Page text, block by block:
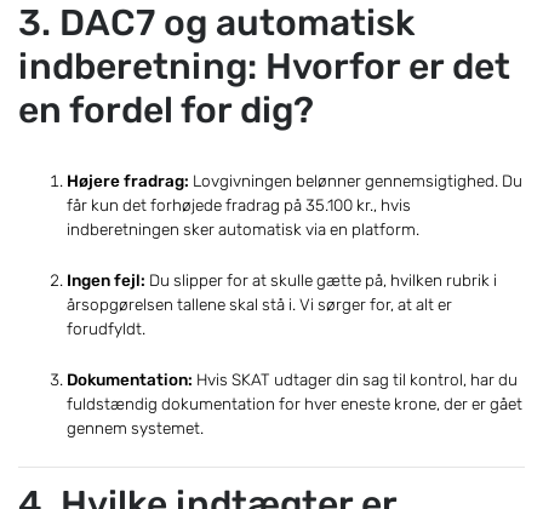
3. DAC7 og automatisk
indberetning: Hvorfor er det
en fordel for dig?
Højere fradrag: Lovgivningen belønner gennemsigtighed. Du
får kun det forhøjede fradrag på 35.100 kr., hvis
indberetningen sker automatisk via en platform.
Ingen fejl: Du slipper for at skulle gætte på, hvilken rubrik i
årsopgørelsen tallene skal stå i. Vi sørger for, at alt er
forudfyldt.
Dokumentation: Hvis SKAT udtager din sag til kontrol, har du
fuldstændig dokumentation for hver eneste krone, der er gået
gennem systemet.